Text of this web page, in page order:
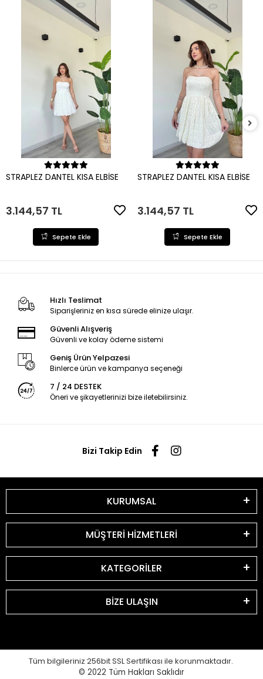
Sepete Ekle
STRAPLEZ DANTEL KISA ELBİSE
3.144,57 TL
Sepete Ekle
Sepete Ekle
STRAPLEZ DANTEL KISA ELBİSE
3.144,57 TL
Sepete Ekle
Hızlı Teslimat
Siparişleriniz en kısa sürede elinize ulaşır.
Güvenli Alışveriş
Güvenli ve kolay ödeme sistemi
Geniş Ürün Yelpazesi
Binlerce ürün ve kampanya seçeneği
7 / 24 DESTEK
Öneri ve şikayetlerinizi bize iletebilirsiniz.
Bizi Takip Edin
KURUMSAL
MÜŞTERİ HİZMETLERİ
KATEGORİLER
BİZE ULAŞIN
Tüm bilgileriniz 256bit SSL Sertifikası ile korunmaktadır.
© 2022 Tüm Hakları Saklıdır